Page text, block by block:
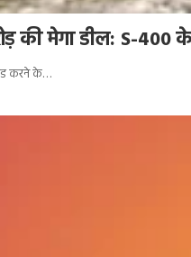
की मेगा डील: S-400
करने के…